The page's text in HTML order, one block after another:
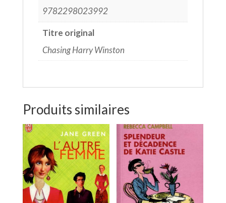
9782298023992
Titre original
Chasing Harry Winston
Produits similaires